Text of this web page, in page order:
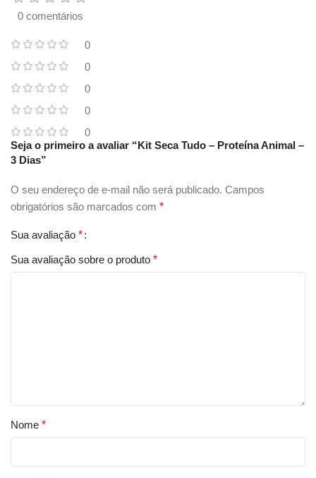
0 comentários
0
0
0
0
0
Seja o primeiro a avaliar “Kit Seca Tudo – Proteína Animal –
3 Dias”
O seu endereço de e-mail não será publicado. Campos
obrigatórios são marcados com *
Sua avaliação *
Sua avaliação sobre o produto *
Nome *